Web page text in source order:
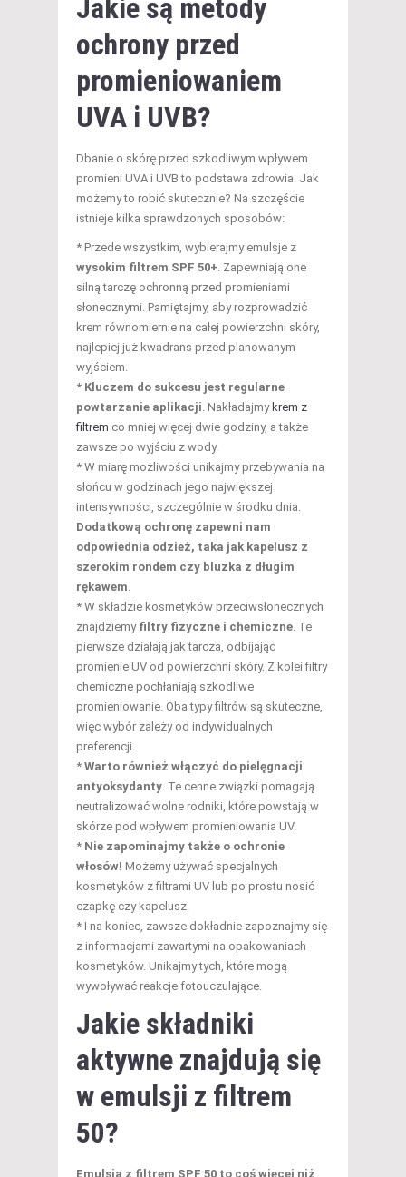
Jakie są metody
ochrony przed
promieniowaniem
UVA i UVB?
Dbanie o skórę przed szkodliwym wpływem
promieni UVA i UVB to podstawa zdrowia. Jak
możemy to robić skutecznie? Na szczęście
istnieje kilka sprawdzonych sposobów:
* Przede wszystkim, wybierajmy emulsje z
wysokim filtrem SPF 50+. Zapewniają one
silną tarczę ochronną przed promieniami
słonecznymi. Pamiętajmy, aby rozprowadzić
krem równomiernie na całej powierzchni skóry,
najlepiej już kwadrans przed planowanym
wyjściem.
* Kluczem do sukcesu jest regularne
powtarzanie aplikacji. Nakładajmy krem z
filtrem co mniej więcej dwie godziny, a także
zawsze po wyjściu z wody.
* W miarę możliwości unikajmy przebywania na
słońcu w godzinach jego największej
intensywności, szczególnie w środku dnia.
Dodatkową ochronę zapewni nam
odpowiednia odzież, taka jak kapelusz z
szerokim rondem czy bluzka z długim
rękawem.
* W składzie kosmetyków przeciwsłonecznych
znajdziemy filtry fizyczne i chemiczne. Te
pierwsze działają jak tarcza, odbijając
promienie UV od powierzchni skóry. Z kolei filtry
chemiczne pochłaniają szkodliwe
promieniowanie. Oba typy filtrów są skuteczne,
więc wybór zależy od indywidualnych
preferencji.
* Warto również włączyć do pielęgnacji
antyoksydanty. Te cenne związki pomagają
neutralizować wolne rodniki, które powstają w
skórze pod wpływem promieniowania UV.
* Nie zapominajmy także o ochronie
włosów! Możemy używać specjalnych
kosmetyków z filtrami UV lub po prostu nosić
czapkę czy kapelusz.
* I na koniec, zawsze dokładnie zapoznajmy się
z informacjami zawartymi na opakowaniach
kosmetyków. Unikajmy tych, które mogą
wywoływać reakcje fotouczulające.
Jakie składniki
aktywne znajdują się
w emulsji z filtrem
50?
Emulsja z filtrem SPF 50 to coś więcej niż